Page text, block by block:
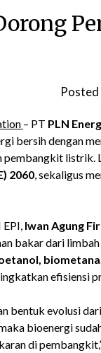
Posted
– PT PLN
bersih dengan
pembangkit listrik.
2060 , sekaligus
Iwan Agung
bakar dari
efisiensi
bentuk evolusi
bioenergi
di